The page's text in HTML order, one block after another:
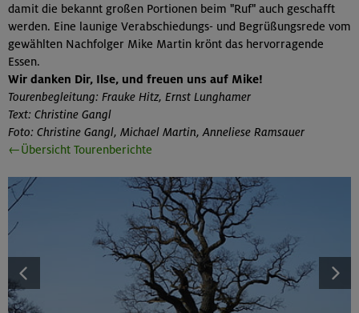
damit die bekannt großen Portionen beim "Ruf" auch geschafft
werden. Eine launige Verabschiedungs- und Begrüßungsrede vom
gewählten Nachfolger Mike Martin krönt das hervorragende
Essen.
Wir danken Dir, Ilse, und freuen uns auf Mike!
Tourenbegleitung: Frauke Hitz, Ernst Lunghamer
Text: Christine Gangl
Foto: Christine Gangl, Michael Martin, Anneliese Ramsauer
←Übersicht Tourenberichte